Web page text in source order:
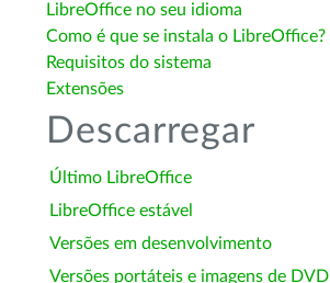
LibreOffice no seu idioma
Como é que se instala o LibreOffice?
Requisitos do sistema
Extensões
Descarregar
Último LibreOffice
LibreOffice estável
Versões em desenvolvimento
Versões portáteis e imagens de DVD